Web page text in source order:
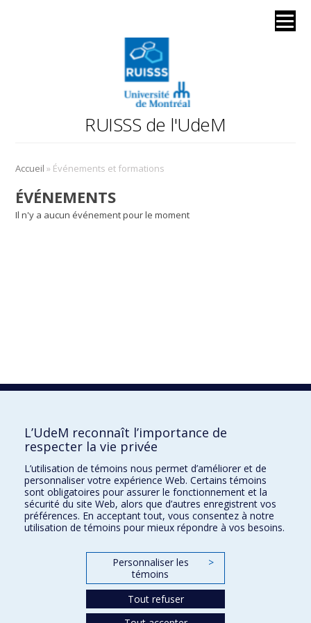
RUISSS de l'UdeM
Accueil » Événements et formations
ÉVÉNEMENTS
Il n'y a aucun événement pour le moment
L’UdeM reconnaît l’importance de
respecter la vie privée
L’utilisation de témoins nous permet d’améliorer et de
personnaliser votre expérience Web. Certains témoins
sont obligatoires pour assurer le fonctionnement et la
sécurité du site Web, alors que d’autres enregistrent vos
préférences. En acceptant tout, vous consentez à notre
utilisation de témoins pour mieux répondre à vos besoins.
Personnaliser les
témoins
>
Tout refuser